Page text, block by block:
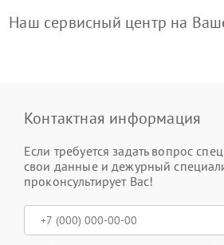
Наш сервисный центр на
Контактная информация
Если требуется задать вопрос
свои данные и дежурный
проконсультирует Вас!